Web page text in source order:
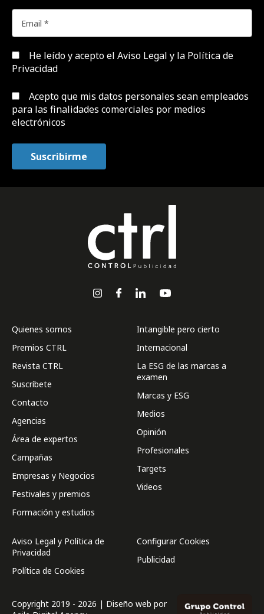
He leído y acepto el Aviso Legal y la Política de
Privacidad
Acepto que mis datos personales sean empleados
para las finalidades comerciales por medios
electrónicos
Quienes somos
Premios CTRL
Revista CTRL
Suscríbete
Contacto
Agencias
Área de expertos
Campañas
Empresas y Negocios
Festivales y premios
Formación y estudios
Intangible pero cierto
Internacional
La ESG de las marcas a
examen
Marcas y ESG
Medios
Opinión
Profesionales
Targets
Videos
Aviso Legal y Política de
Privacidad
Política de Cookies
Configurar Cookies
Publicidad
Copyright 2019 - 2026 | Diseño web por